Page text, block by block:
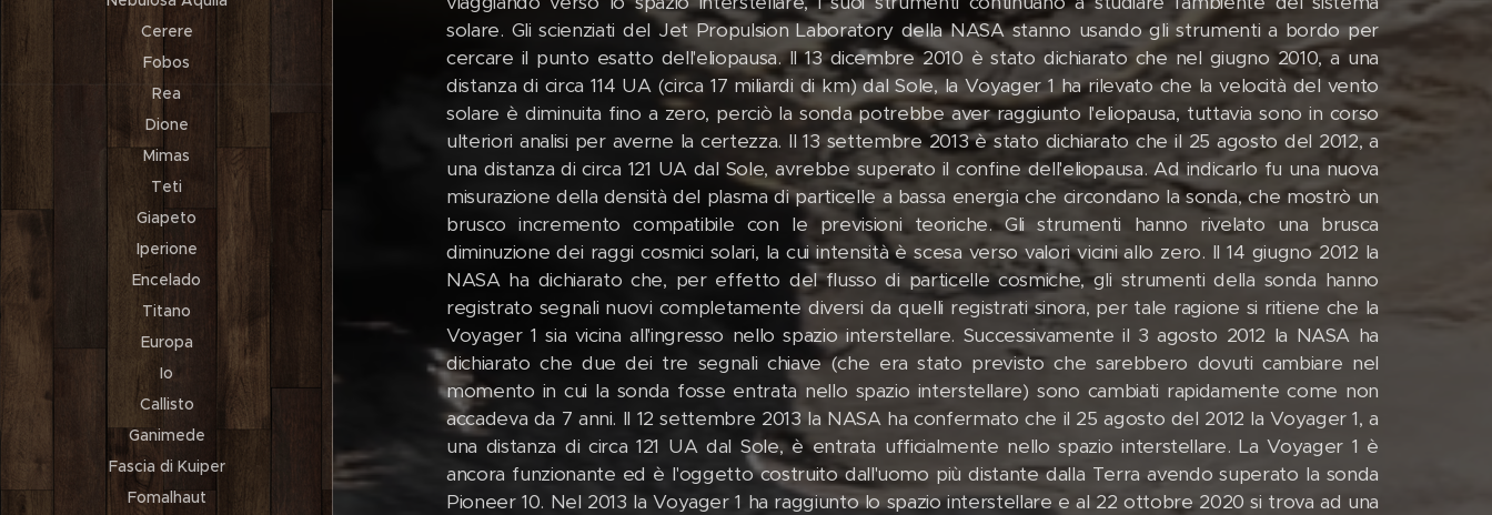
Cerere
Fobos
Rea
Dione
Mimas
Teti
Giapeto
Iperione
Encelado
Titano
Europa
Io
Callisto
Ganimede
Fascia di Kuiper
Fomalhaut
solare. Gli scienziati del Jet Propulsion Laboratory della NASA stanno usando gli strumenti a bordo per
cercare il punto esatto dell'eliopausa. Il 13 dicembre 2010 è stato dichiarato che nel giugno 2010, a una
distanza di circa 114 UA (circa 17 miliardi di km) dal Sole, la Voyager 1 ha rilevato che la velocità del vento
solare è diminuita fino a zero, perciò la sonda potrebbe aver raggiunto l'eliopausa, tuttavia sono in corso
ulteriori analisi per averne la certezza. Il 13 settembre 2013 è stato dichiarato che il 25 agosto del 2012, a
una distanza di circa 121 UA dal Sole, avrebbe superato il confine dell'eliopausa. Ad indicarlo fu una nuova
misurazione della densità del plasma di particelle a bassa energia che circondano la sonda, che mostrò un
brusco incremento compatibile con le previsioni teoriche. Gli strumenti hanno rivelato una brusca
diminuzione dei raggi cosmici solari, la cui intensità è scesa verso valori vicini allo zero. Il 14 giugno 2012 la
NASA ha dichiarato che, per effetto del flusso di particelle cosmiche, gli strumenti della sonda hanno
registrato segnali nuovi completamente diversi da quelli registrati sinora, per tale ragione si ritiene che la
Voyager 1 sia vicina all'ingresso nello spazio interstellare. Successivamente il 3 agosto 2012 la NASA ha
dichiarato che due dei tre segnali chiave (che era stato previsto che sarebbero dovuti cambiare nel
momento in cui la sonda fosse entrata nello spazio interstellare) sono cambiati rapidamente come non
accadeva da 7 anni. Il 12 settembre 2013 la NASA ha confermato che il 25 agosto del 2012 la Voyager 1, a
una distanza di circa 121 UA dal Sole, è entrata ufficialmente nello spazio interstellare. La Voyager 1 è
ancora funzionante ed è l'oggetto costruito dall'uomo più distante dalla Terra avendo superato la sonda
Pioneer 10. Nel 2013 la Voyager 1 ha raggiunto lo spazio interstellare e al 22 ottobre 2020 si trova ad una